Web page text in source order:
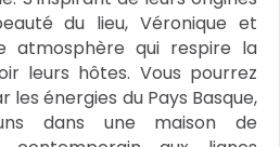
du lieu, Véronique et
atmosphère qui respire la
leurs hôtes. Vous pourrez
énergies du Pays Basque,
dans une maison de